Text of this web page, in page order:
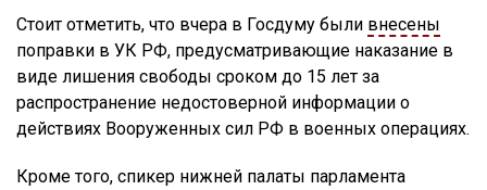
Стоит отметить, что вчера в Госдуму были внесены
поправки в УК РФ, предусматривающие наказание в
виде лишения свободы сроком до 15 лет за
распространение недостоверной информации о
действиях Вооруженных сил РФ в военных операциях.
Кроме того, спикер нижней палаты парламента